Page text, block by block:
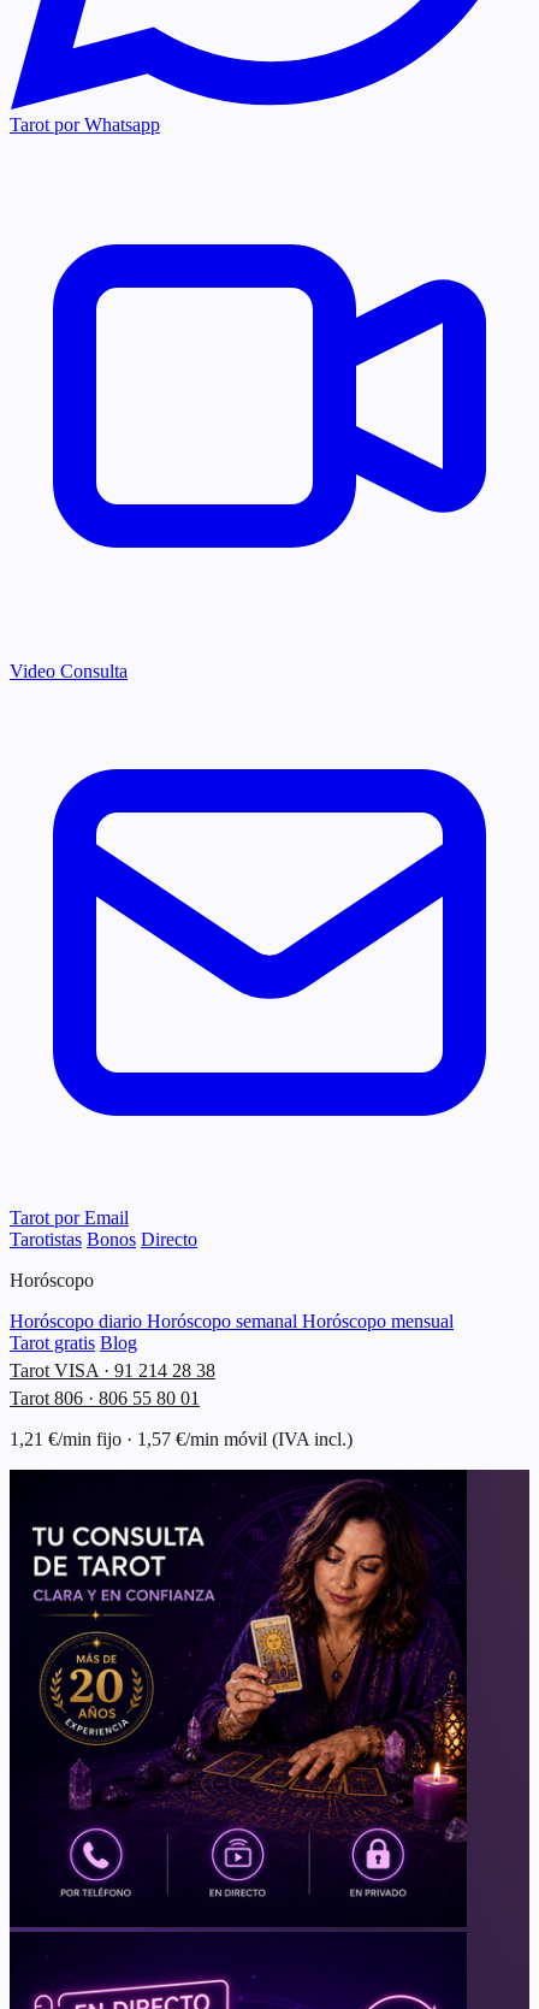
Tarot por Whatsapp
Video Consulta
Tarot por Email
Tarotistas Bonos Directo
Horóscopo
Horóscopo diario Horóscopo semanal Horóscopo mensual
Tarot gratis Blog
Tarot VISA · 91 214 28 38
Tarot 806 · 806 55 80 01
1,21 €/min fijo · 1,57 €/min móvil (IVA incl.)